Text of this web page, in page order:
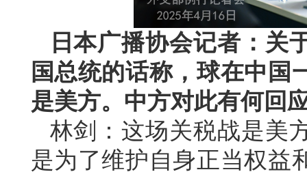
日本广播协会记者：关
国总统的话称，球在中国
是美方。中方对此有何回
林剑：这场关税战是美
是为了维护自身正当权益